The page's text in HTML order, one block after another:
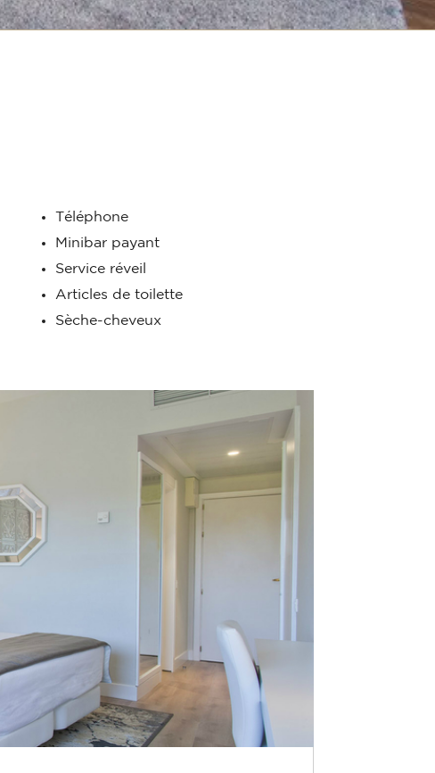
Téléphone
Minibar payant
Service réveil
Articles de toilette
Sèche-cheveux